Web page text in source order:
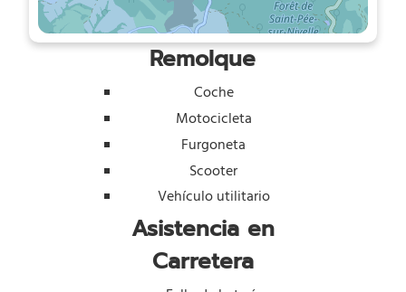
Remolque
Coche
Motocicleta
Furgoneta
Scooter
Vehículo utilitario
Asistencia en
Carretera